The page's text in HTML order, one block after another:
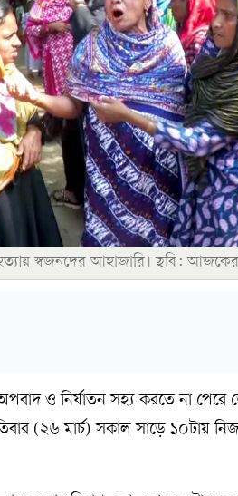
স্বজনদের আহাজারি। ছবি: আজকের
ও নির্যাতন সহ্য করতে না
(২৬ মার্চ) সকাল সাড়ে ১০টায়